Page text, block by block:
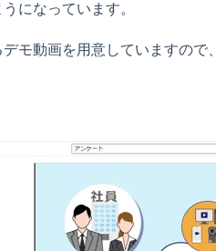
になっています。
モ動画を用意していますので、